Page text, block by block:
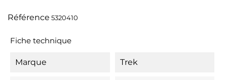
Référence 5320410
Fiche technique
Marque Trek